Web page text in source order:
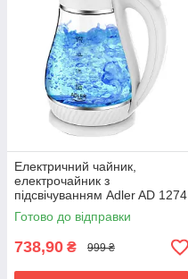
Електричний чайник,
електрочайник з
підсвічуванням Adler AD 1274
w 1 7 л 2200 Вт
Готово до відправки
738,90 ₴ 999 ₴